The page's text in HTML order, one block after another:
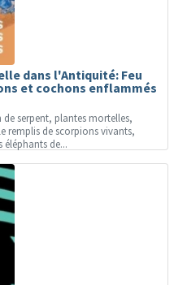
dans l'Antiquité: Feu
et cochons enflammés
de serpent, plantes mortelles,
remplis de scorpions vivants,
de...